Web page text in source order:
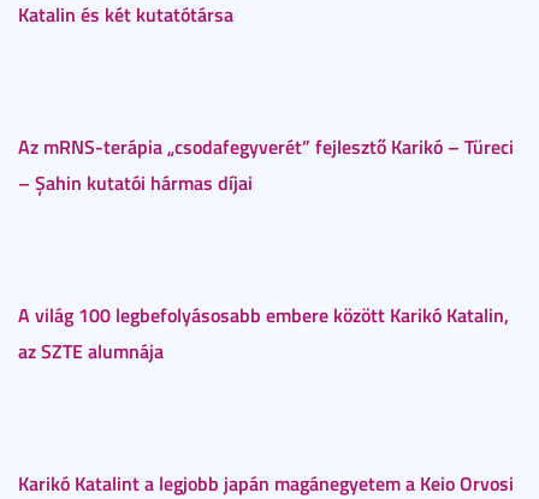
Katalin és két kutatótársa
Az mRNS-terápia „csodafegyverét” fejlesztő Karikó – Türeci
– Şahin kutatói hármas díjai
A világ 100 legbefolyásosabb embere között Karikó Katalin,
az SZTE alumnája
Karikó Katalint a legjobb japán magánegyetem a Keio Orvosi